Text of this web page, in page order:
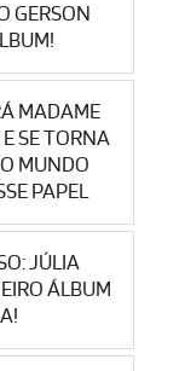
GERSON
MADAME
SE TORNA
MUNDO
PAPEL
JÚLIA
ÁLBUM